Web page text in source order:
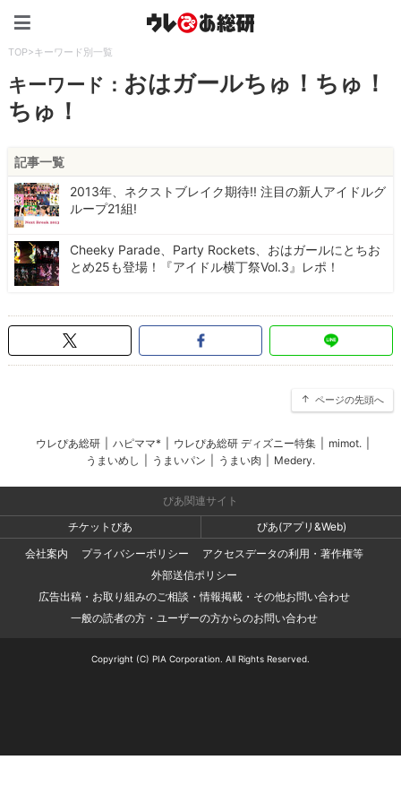
TOP>キーワード別一覧
キーワード： おはガールちゅ！ちゅ！
ちゅ！
記事一覧
2013年、ネクストブレイク期待!! 注目の新人アイドルグ
ループ21組!
Cheeky Parade、Party Rockets、おはガールにとちお
とめ25も登場！『アイドル横丁祭Vol.3』レポ！
ページの先頭へ
ウレぴあ総研 ハピママ* ウレぴあ総研 ディズニー特集 mimot.
うまいめし
うまいパン うまい肉 Medery.
ぴあ関連サイト
チケットぴあ
ぴあ(アプリ&Web)
会社案内
プライバシーポリシー
アクセスデータの利用・著作権等
外部送信ポリシー
広告出稿・お取り組みのご相談・情報掲載・その他お問い合わせ
一般の読者の方・ユーザーの方からのお問い合わせ
Copyright (C) PIA Corporation. All Rights Reserved.